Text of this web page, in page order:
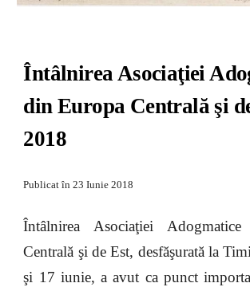
Întâlnirea Asociaţiei
din Europa Centrală şi
2018
Publicat în 23 Iunie 2018
Întâlnirea Asociaţiei
Centrală şi de Est, desfăşurată la
şi 17 iunie, a avut ca punct